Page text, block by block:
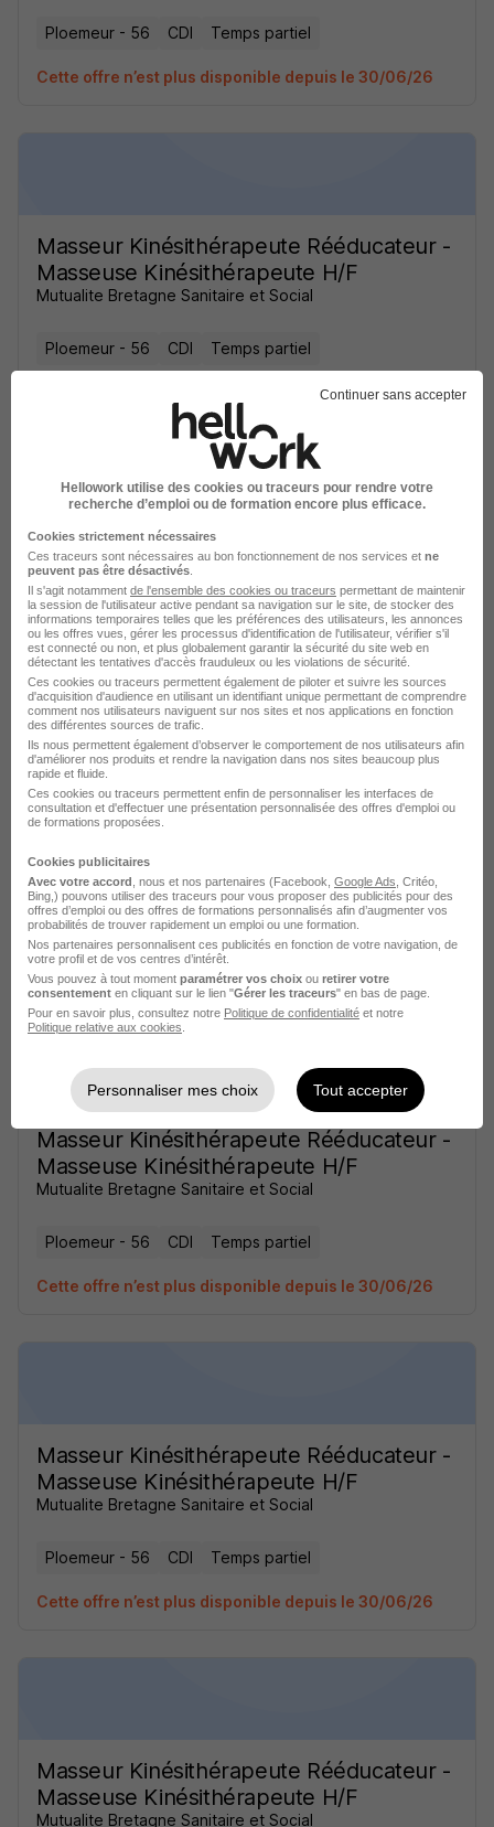
Ploemeur - 56 CDI Temps partiel
Cette offre n’est plus disponible depuis le 30/06/26
Masseur Kinésithérapeute Rééducateur -
Masseuse Kinésithérapeute H/F
Mutualite Bretagne Sanitaire et Social
Ploemeur - 56 CDI Temps partiel
Cette offre n’est plus disponible depuis le 30/06/26
Masseur Kinésithérapeute H/F
Appel Médical
Ploemeur - 56 CDD Temps partiel
Cette offre n’est plus disponible depuis le 27/05/26
Masseur Kinésithérapeute H/F
Appel Médical
Ploemeur - 56 CDD Temps partiel
Cette offre n’est plus disponible depuis le 27/05/26
Masseur Kinésithérapeute Rééducateur -
Masseuse Kinésithérapeute H/F
Mutualite Bretagne Sanitaire et Social
Ploemeur - 56 CDI Temps partiel
Cette offre n’est plus disponible depuis le 30/06/26
Masseur Kinésithérapeute Rééducateur -
Masseuse Kinésithérapeute H/F
Mutualite Bretagne Sanitaire et Social
Ploemeur - 56 CDI Temps partiel
Cette offre n’est plus disponible depuis le 30/06/26
Masseur Kinésithérapeute Rééducateur -
Masseuse Kinésithérapeute H/F
Mutualite Bretagne Sanitaire et Social
Continuer sans accepter
Hellowork utilise des cookies ou traceurs pour rendre votre
recherche d’emploi ou de formation encore plus efficace.
Cookies strictement nécessaires
Ces traceurs sont nécessaires au bon fonctionnement de nos services et ne
peuvent pas être désactivés
Il s'agit notamment de l'ensemble des cookies ou traceurs permettant de maintenir
la session de l'utilisateur active pendant sa navigation sur le site, de stocker des
informations temporaires telles que les préférences des utilisateurs, les annonces
ou les offres vues, gérer les processus d'identification de l'utilisateur, vérifier s'il
est connecté ou non, et plus globalement garantir la sécurité du site web en
détectant les tentatives d'accès frauduleux ou les violations de sécurité.
Ces cookies ou traceurs permettent également de piloter et suivre les sources
d'acquisition d'audience en utilisant un identifiant unique permettant de comprendre
comment nos utilisateurs naviguent sur nos sites et nos applications en fonction
des différentes sources de trafic.
Ils nous permettent également d’observer le comportement de nos utilisateurs afin
d'améliorer nos produits et rendre la navigation dans nos sites beaucoup plus
rapide et fluide.
Ces cookies ou traceurs permettent enfin de personnaliser les interfaces de
consultation et d'effectuer une présentation personnalisée des offres d'emploi ou
de formations proposées.
Cookies publicitaires
Avec votre accord , nous et nos partenaires (Facebook, Google Ads , Critéo,
Bing,) pouvons utiliser des traceurs pour vous proposer des publicités pour des
offres d’emploi ou des offres de formations personnalisés afin d’augmenter vos
probabilités de trouver rapidement un emploi ou une formation.
Nos partenaires personnalisent ces publicités en fonction de votre navigation, de
votre profil et de vos centres d’intérêt.
Vous pouvez à tout moment paramétrer vos choix ou retirer votre
consentement en cliquant sur le lien "Gérer les traceurs" en bas de page.
Pour en savoir plus, consultez notre Politique de confidentialité et notre
Politique relative aux cookies
Personnaliser mes choix Tout accepter